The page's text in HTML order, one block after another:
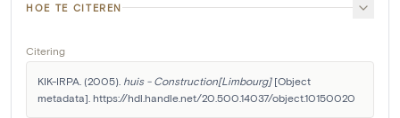
HOE TE CITEREN
Citering
KIK-IRPA. (2005). huis - Construction[Limbourg] [Object
metadata]. https://hdl.handle.net/20.500.14037/object.10150020